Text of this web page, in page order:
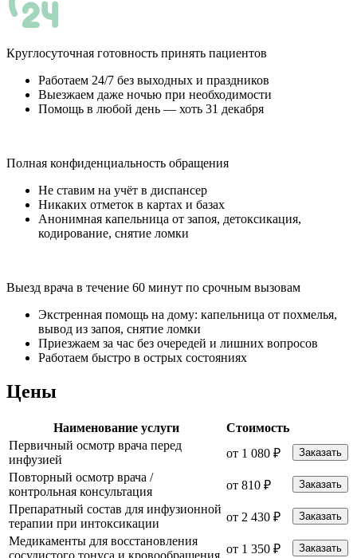
Круглосуточная готовность принять пациентов
Работаем 24/7 без выходных и праздников
Выезжаем даже ночью при необходимости
Помощь в любой день — хоть 31 декабря
Полная конфиденциальность обращения
Не ставим на учёт в диспансер
Никаких отметок в картах и базах
Анонимная капельница от запоя, детоксикация,
кодирование, снятие ломки
Выезд врача в течение 60 минут по срочным вызовам
Экстренная помощь на дому: капельница от похмелья,
вывод из запоя, снятие ломки
Приезжаем за час без очередей и лишних вопросов
Работаем быстро в острых состояниях
Цены
Наименование услуги
Стоимость
Первичный осмотр врача перед
инфузией
от 1 080 ₽ Заказать
Повторный осмотр врача /
контрольная консультация
от 810 ₽ Заказать
Препаратный состав для инфузионной
терапии при интоксикации
от 2 430 ₽ Заказать
Медикаменты для восстановления
от 1 350 ₽ Заказать